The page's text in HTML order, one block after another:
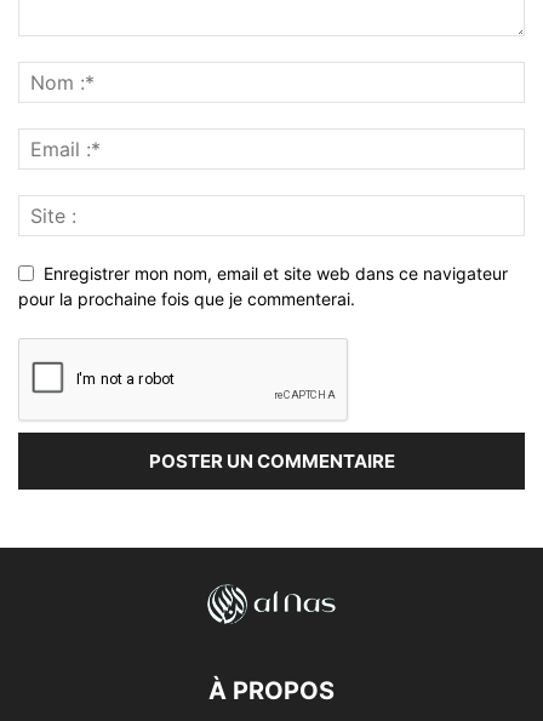
Enregistrer mon nom, email et site web dans ce navigateur
pour la prochaine fois que je commenterai.
À PROPOS